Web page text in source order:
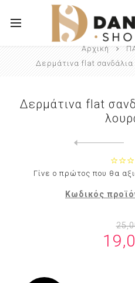
Αρχική
Δερμάτινα flat
Δερμάτινα flat
Γίνε ο πρώτος που θα
Κωδικός